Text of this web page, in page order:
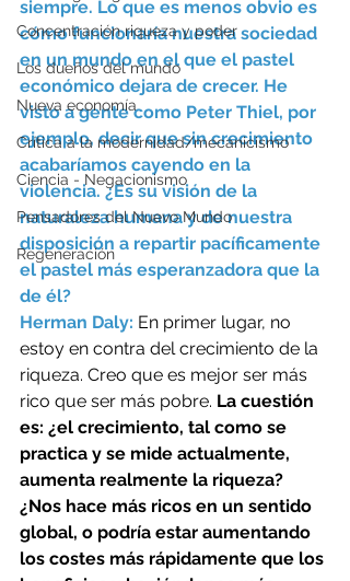
Concentración riqueza y poder
Los dueños del mundo
Nueva economía
Crítica a la modernidad/mecanicismo
Ciencia - Negacionismo
Pensadores del Nuevo Mundo
Regeneración
siempre. Lo que es menos obvio es
cómo funcionaría nuestra sociedad
en un mundo en el que el pastel
económico dejara de crecer. He
visto a gente como Peter Thiel, por
ejemplo, decir que sin crecimiento
acabaríamos cayendo en la
violencia. ¿Es su visión de la
naturaleza humana y de nuestra
disposición a repartir pacíficamente
el pastel más esperanzadora que la
de él?
Herman Daly: En primer lugar, no
estoy en contra del crecimiento de la
riqueza. Creo que es mejor ser más
rico que ser más pobre. La cuestión
es: ¿el crecimiento, tal como se
practica y se mide actualmente,
aumenta realmente la riqueza?
¿Nos hace más ricos en un sentido
global, o podría estar aumentando
los costes más rápidamente que los